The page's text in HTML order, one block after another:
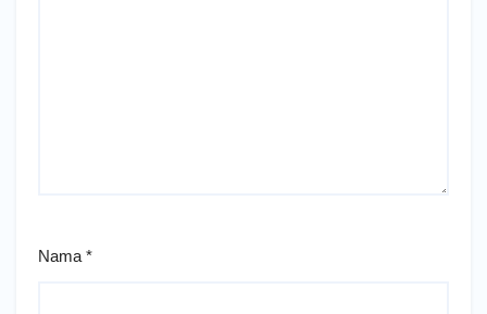
Nama *